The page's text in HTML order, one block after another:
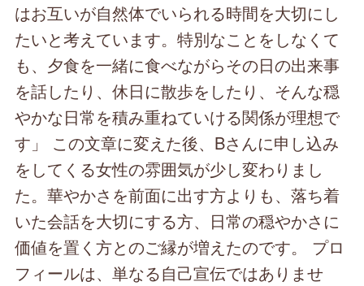
はお互いが自然体でいられる時間を大切にし
たいと考えています。特別なことをしなくて
も、夕食を一緒に食べながらその日の出来事
を話したり、休日に散歩をしたり、そんな穏
やかな日常を積み重ねていける関係が理想で
す」 この文章に変えた後、Bさんに申し込み
をしてくる女性の雰囲気が少し変わりまし
た。華やかさを前面に出す方よりも、落ち着
いた会話を大切にする方、日常の穏やかさに
価値を置く方とのご縁が増えたのです。 プロ
フィールは、単なる自己宣伝ではありませ